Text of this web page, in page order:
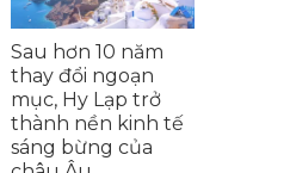
Sau hơn 10 năm
thay đổi ngoạn
mục, Hy Lạp trở
thành nền kinh tế
sáng bừng của